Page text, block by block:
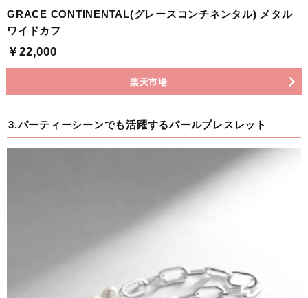
GRACE CONTINENTAL(グレースコンチネンタル) メタル
ワイドカフ
￥22,000
楽天市場
3.パーティーシーンでも活躍するパールブレスレット